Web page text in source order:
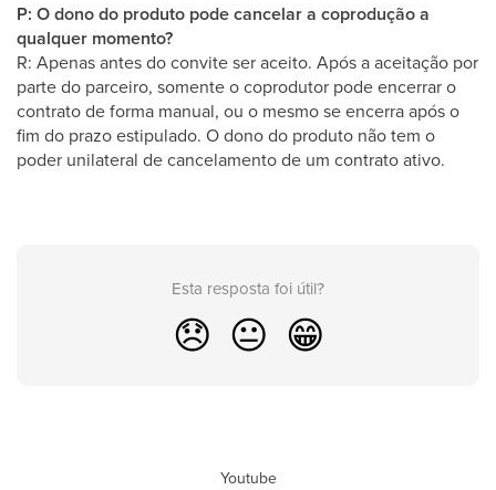
P: O dono do produto pode cancelar a coprodução a
qualquer momento?
R: Apenas antes do convite ser aceito. Após a aceitação por
parte do parceiro, somente o coprodutor pode encerrar o
contrato de forma manual, ou o mesmo se encerra após o
fim do prazo estipulado. O dono do produto não tem o
poder unilateral de cancelamento de um contrato ativo.
Esta resposta foi útil?
😞 😐 😁
Youtube